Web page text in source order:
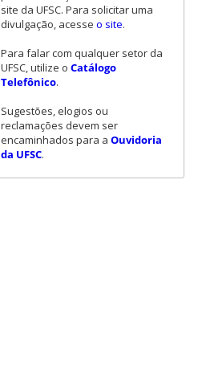
site da UFSC. Para solicitar uma
divulgação, acesse o site.
Para falar com qualquer setor da
UFSC, utilize o Catálogo
Telefônico.
Sugestões, elogios ou
reclamações devem ser
encaminhados para a Ouvidoria
da UFSC.